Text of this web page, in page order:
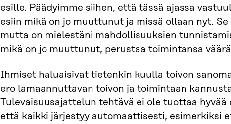
esille. Päädyimme siihen, että tässä ajassa
esiin mikä on jo muuttunut ja missä ollaan nyt.
mutta on mielestäni mahdollisuuksien
mikä on jo muuttunut, perustaa toimintansa
Ihmiset haluaisivat tietenkin kuulla toivon
ero lamaannuttavan toivon ja toimintaan
Tulevaisuusajattelun tehtävä ei ole tuottaa
että kaikki järjestyy automaattisesti, esimerkiksi